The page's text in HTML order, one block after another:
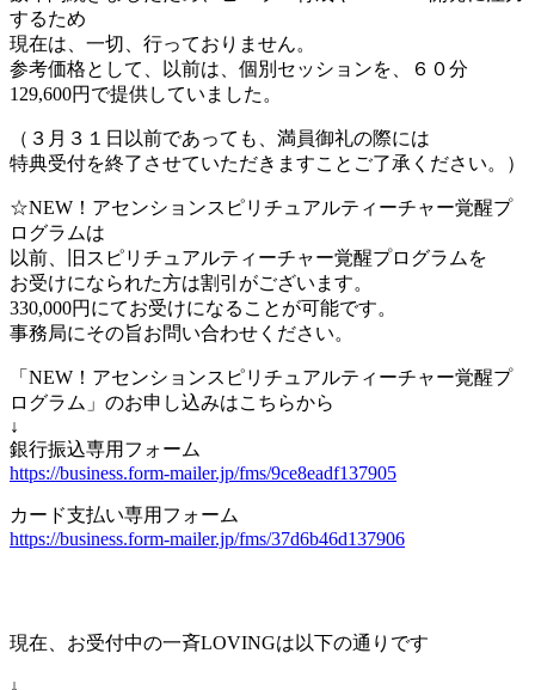
するため
現在は、一切、行っておりません。
参考価格として、以前は、個別セッションを、６０分
129,600円で提供していました。
（３月３１日以前であっても、満員御礼の際には
特典受付を終了させていただきますことご了承ください。）
☆NEW！アセンションスピリチュアルティーチャー覚醒プ
ログラムは
以前、旧スピリチュアルティーチャー覚醒プログラムを
お受けになられた方は割引がございます。
330,000円にてお受けになることが可能です。
事務局にその旨お問い合わせください。
「NEW！アセンションスピリチュアルティーチャー覚醒プ
ログラム」のお申し込みはこちらから
↓
銀行振込専用フォーム
https://business.form-mailer.jp/fms/9ce8eadf137905
カード支払い専用フォーム
https://business.form-mailer.jp/fms/37d6b46d137906
現在、お受付中の一斉LOVINGは以下の通りです
↓